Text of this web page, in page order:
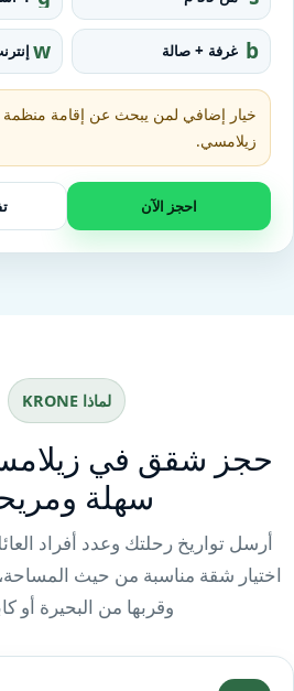
q
u
a
r
e_
fo
o
t
r
o
u
p
b
e
d
غرفة + صالة w
ifi
خيار إضافي لمن يبحث عن إقامة منظمة
زيلامسي.
احجز الآن
لماذا KRONE
حجز شقق في
سهلة
أرسل تواريخ رحلتك وعدد أفراد
اختيار شقة مناسبة من حيث المساحة،
وقربها من البحيرة أو